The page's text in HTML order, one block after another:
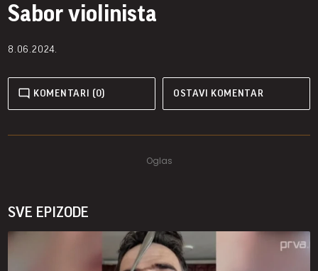
Sabor violinista
8.06.2024.
KOMENTARI (0) OSTAVI KOMENTAR
SVE EPIZODE